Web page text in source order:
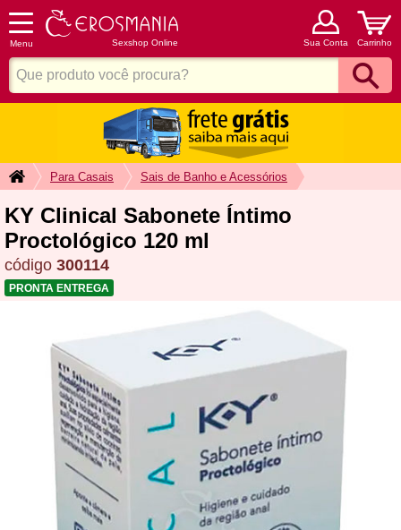
Menu Sexshop Online Sua Conta Carrinho
Para Casais Sais de Banho e Acessórios
KY Clinical Sabonete Íntimo
Proctológico 120 ml
código 300114
PRONTA ENTREGA